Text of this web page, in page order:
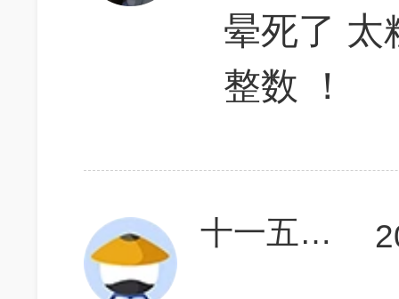
晕死了 太
整数 ！
十一五规划